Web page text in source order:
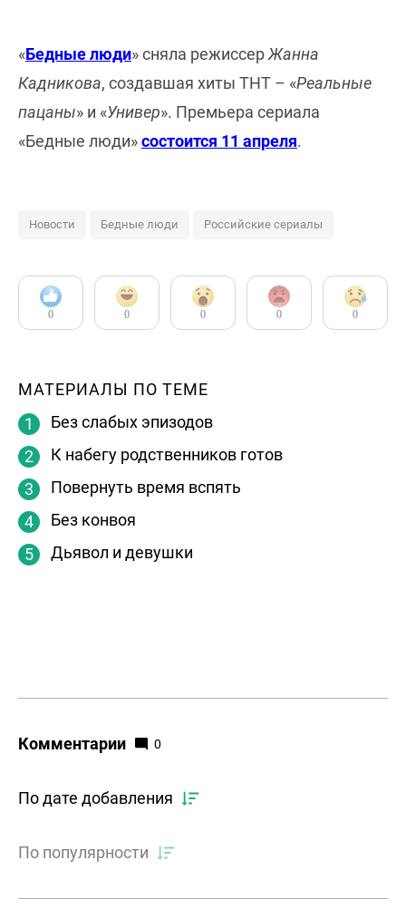
«Бедные люди» сняла режиссерЖанна
Кадникова, создавшая хиты ТНТ – «Реальные
пацаны» и «Универ». Премьера сериала
«Бедные люди»состоится 11 апреля.
Новости Бедные люди Российские сериалы
0 0 0 0 0
МАТЕРИАЛЫ ПО ТЕМЕ
Без слабых эпизодов
К набегу родственников готов
Повернуть время вспять
Без конвоя
Дьявол и девушки
Комментарии 0
По дате добавления
По популярности